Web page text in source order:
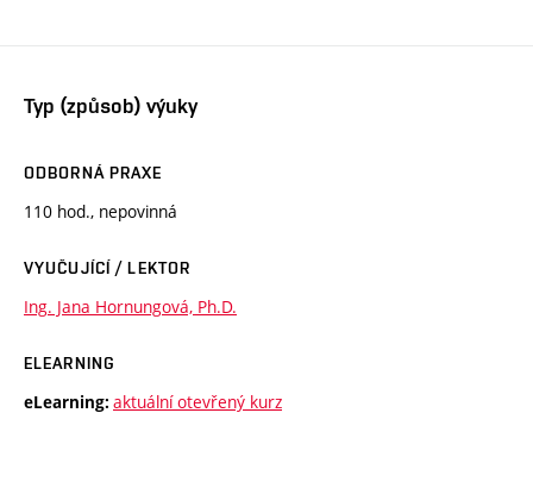
Typ (způsob) výuky
ODBORNÁ PRAXE
110 hod., nepovinná
VYUČUJÍCÍ / LEKTOR
Ing. Jana Hornungová, Ph.D.
ELEARNING
eLearning: aktuální otevřený kurz